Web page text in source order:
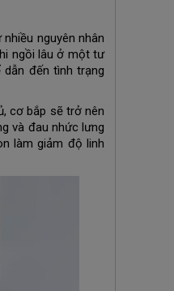
nguyên nhân
ngồi lâu ở một tư
đến tình trạng
cơ bắp sẽ trở nên
và đau nhức lưng
làm giảm độ linh